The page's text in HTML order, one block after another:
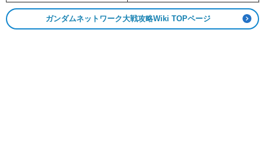
ガンダムネットワーク大戦攻略Wiki TOPページ